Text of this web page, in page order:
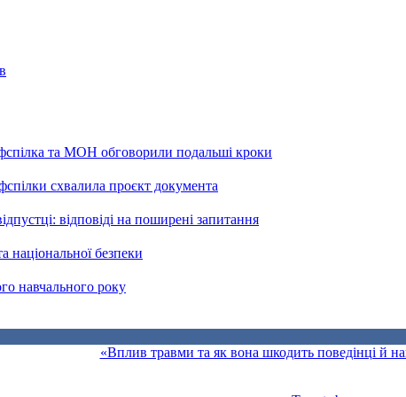
та МОН обговорили подальші кроки
схвалила проєкт документа
відповіді на поширені запитання
національної безпеки
навчального року
«Вплив травми та як вона шкодить поведінці й